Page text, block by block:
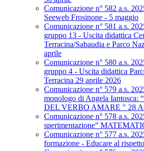
Comunicazione n° 582 a.s.
Seeweb Frosinone - 5 maggio
Comunicazione n° 581 a.s.
gruppo 13 - Uscita didattica
Terracina/Sabaudia e Parco
aprile
Comunicazione n° 580 a.s.
gruppo 4 - Uscita didattica
Terracina 29 aprile 2026
Comunicazione n° 579 a.s.
monologo di Angela
DEL VERBO AMARE " 28
Comunicazione n° 578 a.s.
sperimentazione”
Comunicazione n° 577 a.s.
formazione - Educare al